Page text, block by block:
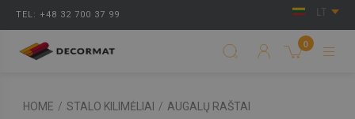
TEL: +48 32 700 37 99
0
HOME / STALO KILIMĖLIAI / AUGALŲ RAŠTAI